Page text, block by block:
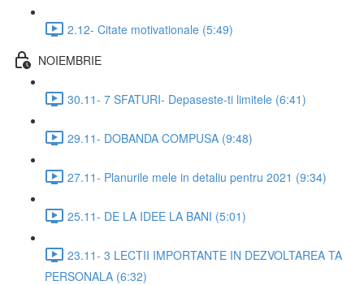
2.12- Citate motivationale (5:49)
NOIEMBRIE
30.11- 7 SFATURI- Depaseste-ti limitele (6:41)
29.11- DOBANDA COMPUSA (9:48)
27.11- Planurile mele in detaliu pentru 2021 (9:34)
25.11- DE LA IDEE LA BANI (5:01)
23.11- 3 LECTII IMPORTANTE IN DEZVOLTAREA TA
PERSONALA (6:32)